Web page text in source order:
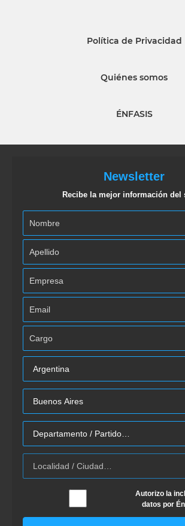
Política de Privacidad
Quiénes somos
ÉNFASIS
Newsletter
Recibe la mejor información del
Autorizo la
datos por